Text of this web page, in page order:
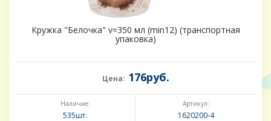
Кружка "Белочка" v=350 мл (min12) (транспортная
упаковка)
Цена: 176руб.
Наличие:
535шт.
Артикул:
1620200-4